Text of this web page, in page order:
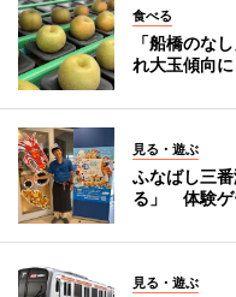
食べる
「船橋のな
れ大玉傾向に
見る・遊ぶ
ふなばし三
る」 体験ゲ
見る・遊ぶ